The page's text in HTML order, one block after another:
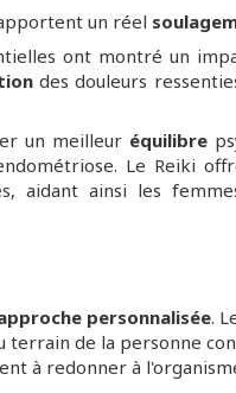
un réel
ont montré un
des douleurs
un meilleur équilibre
Le Reiki
aidant ainsi les
personnalisée.
de la personne
à redonner à